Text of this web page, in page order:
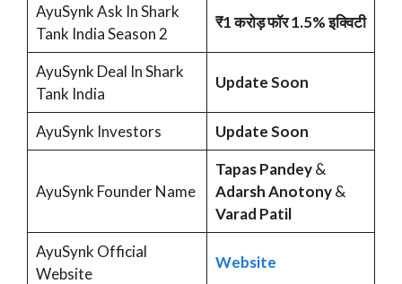
AyuSynk Ask In Shark
Tank India Season 2
₹1 करोड़ फॉर 1.5% इक्विटी
AyuSynk Deal In Shark
Tank India
Update Soon
AyuSynk Investors Update Soon
AyuSynk Founder Name
Tapas Pandey&
Adarsh Anotony&
Varad Patil
AyuSynk Official
Website
Website